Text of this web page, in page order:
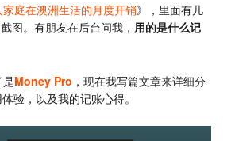
家庭在澳洲生活的月度开销》，里面有几
图。有朋友在后台问我， 用的是什么记
Money Pro ，现在我写篇文章来详细分
验，以及我的记账心得。